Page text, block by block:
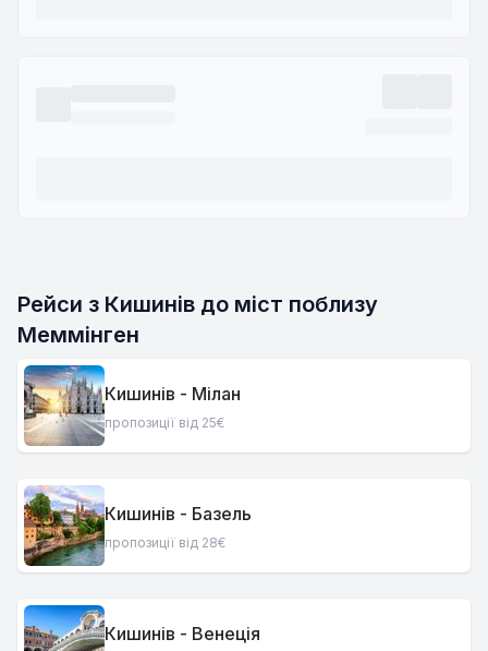
Рейси з Кишинів до міст поблизу
Меммінген
Кишинів - Мілан
пропозиції від 25€
Кишинів - Базель
пропозиції від 28€
Кишинів - Венеція